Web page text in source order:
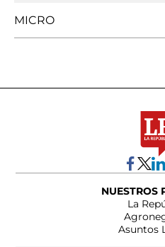
MICRO
NUESTROS
La
Asuntos